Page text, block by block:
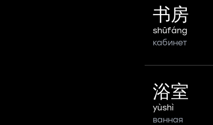
书房
shūfáng
кабинет
浴室
yùshì
ванная